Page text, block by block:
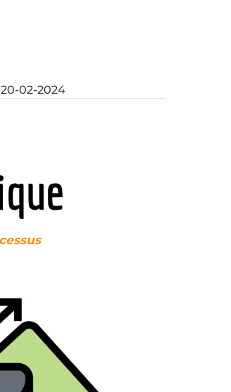
20-02-2024